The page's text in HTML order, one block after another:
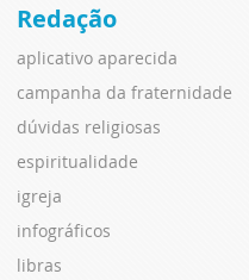
Redação
aplicativo aparecida
campanha da fraternidade
dúvidas religiosas
espiritualidade
igreja
infográficos
libras